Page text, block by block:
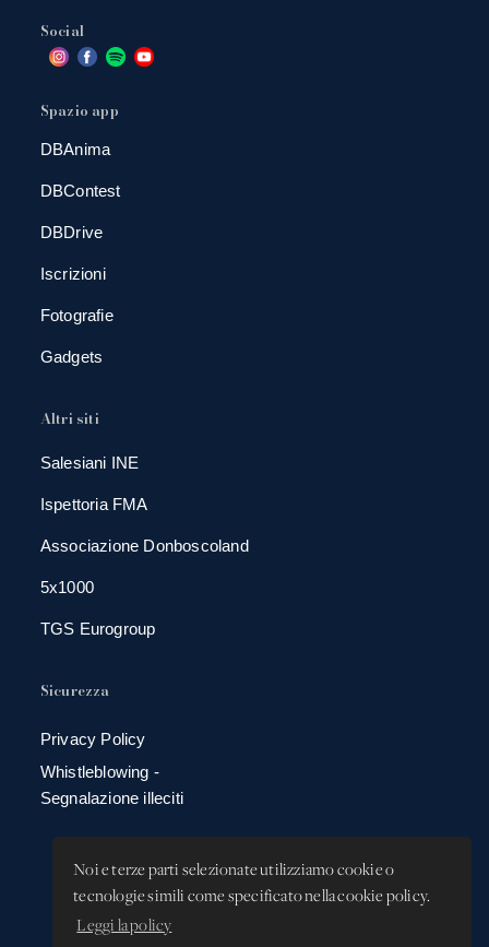
Noi e terze parti selezionate utilizziamo cookie o
tecnologie simili come specificato nella cookie policy.
Leggi la policy
Social
Spazio app
DBAnima
DBContest
DBDrive
Iscrizioni
Fotografie
Gadgets
Altri siti
Salesiani INE
Ispettoria FMA
Associazione Donboscoland
5x1000
TGS Eurogroup
Sicurezza
Privacy Policy
Whistleblowing -
Segnalazione illeciti